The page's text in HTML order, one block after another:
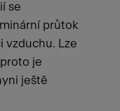
se
průtok
vzduchu. Lze
je
ještě